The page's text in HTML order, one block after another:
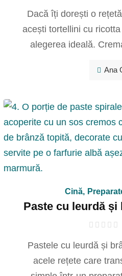
Dacă îți dorești o
acești tortellini cu
alegerea ideală.
Ana
Cină,
Paste cu leurdă și
Pastele cu leurdă și
acele rețete care